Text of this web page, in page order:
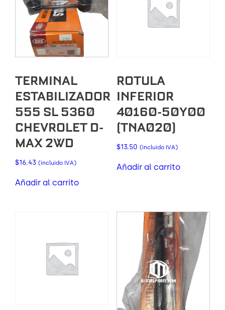
TERMINAL
ESTABILIZADOR
555 SL 5360
CHEVROLET D-
MAX 2WD
$16.43 (incluido IVA)
Añadir al carrito
ROTULA
INFERIOR
40160-50Y00
(TNA020)
$13.50 (incluido IVA)
Añadir al carrito